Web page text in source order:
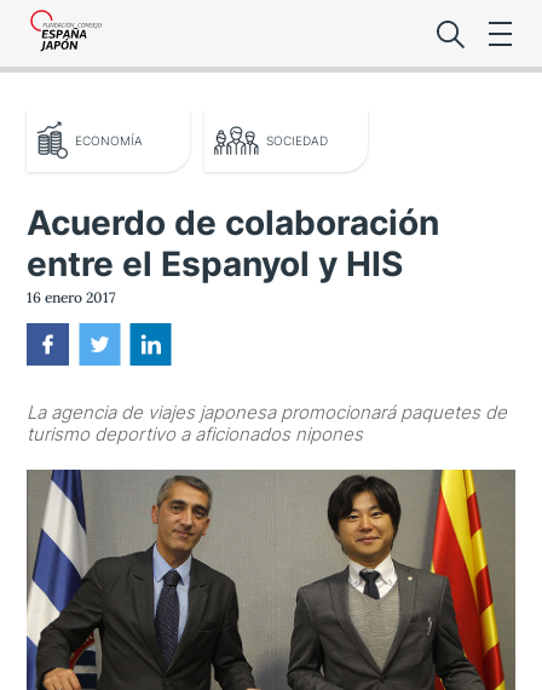
Lo último de la
Premio de
Noticias
Aviso legal
ECONOMÍA SOCIEDAD
Acuerdo de colaboración
entre el Espanyol y HIS
16 enero 2017
La agencia de viajes japonesa promocionará paquetes de
turismo deportivo a aficionados nipones